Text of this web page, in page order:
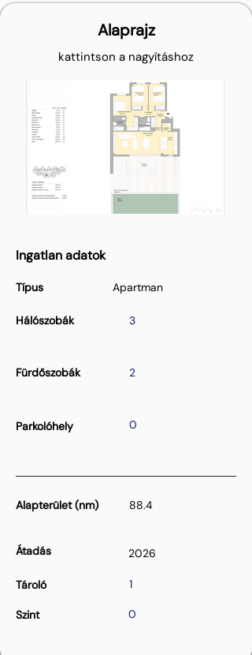
Alaprajz
kattintson a nagyításhoz
Ingatlan adatok
Típus
Hálószobák
Apartman
3
Fürdőszobák 2
Parkolóhely 0
Alapterület (nm) 88.4
Átadás 2026
Tároló 1
Szint 0